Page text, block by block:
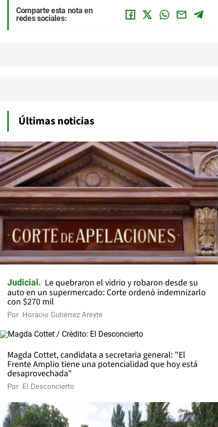
Comparte esta nota en
redes sociales:
Últimas noticias
Judicial
Le quebraron el vidrio y robaron desde su
auto en un supermercado: Corte ordenó indemnizarlo
con $270 mil
Por Horacio Gutiérrez Areyte
Magda Cottet, candidata a secretaria general: "El
Frente Amplio tiene una potencialidad que hoy está
desaprovechada"
Por El Desconcierto